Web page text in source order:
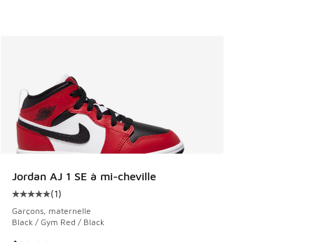
Jordan AJ 1 SE à mi-cheville
Cote moyenne du client - [5 sur 5 étoiles], 1 commentaires
(1)
Garçons, maternelle
Black / Gym Red / Black